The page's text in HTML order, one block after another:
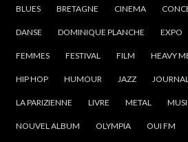
BLUES BRETAGNE CINEMA
DANSE DOMINIQUE PLANCHE EXPO
FEMMES FESTIVAL FILM HEAVY
HIP HOP HUMOUR JAZZ
LA PARIZIENNE LIVRE METAL
NOUVEL ALBUM OLYMPIA OUI FM